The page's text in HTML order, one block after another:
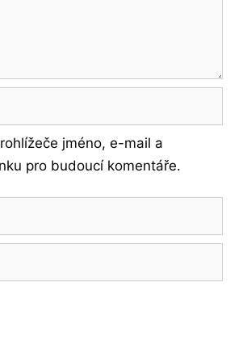
jméno, e-mail a
pro budoucí komentáře.